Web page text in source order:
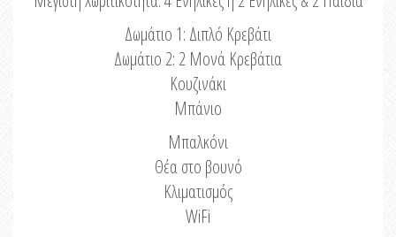
Δωμάτιο 1: Διπλό Κρεβάτι
Δωμάτιο 2: 2 Μονά Κρεβάτια
Κουζινάκι
Μπάνιο
Μπαλκόνι
Θέα στο βουνό
Κλιματισμός
WiFi